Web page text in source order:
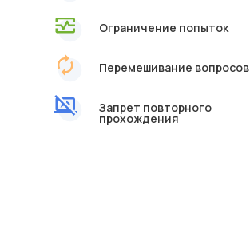
Ограничение попыток
Перемешивание вопросов
Запрет повторного
прохождения